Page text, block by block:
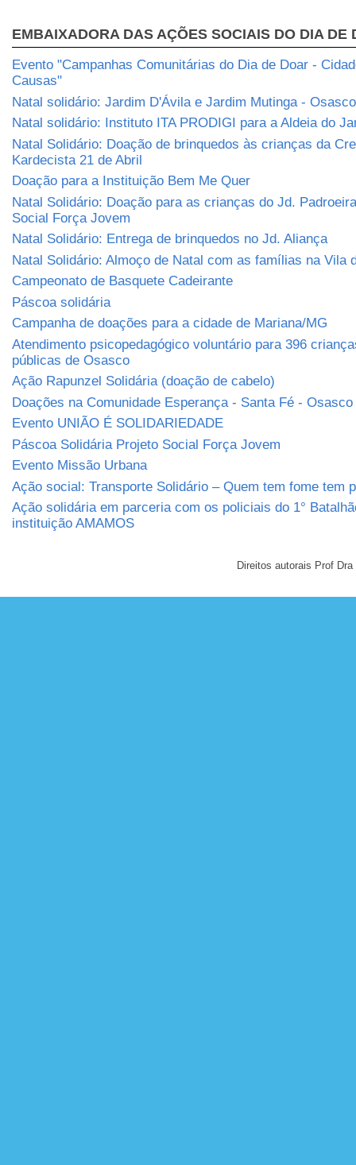
EMBAIXADORA DAS AÇÕES SOCIAIS DO DIA DE
Evento "Campanhas Comunitárias do Dia de Doar -
Causas"
Natal solidário: Jardim D'Ávila e Jardim Mutinga - Osasco
Natal solidário: Instituto ITA PRODIGI para a Aldeia do
Natal Solidário: Doação de brinquedos às crianças da
Kardecista 21 de Abril
Doação para a Instituição Bem Me Quer
Natal Solidário: Doação para as crianças do Jd.
Social Força Jovem
Natal Solidário: Entrega de brinquedos no Jd. Aliança
Natal Solidário: Almoço de Natal com as famílias na Vila
Campeonato de Basquete Cadeirante
Páscoa solidária
Campanha de doações para a cidade de Mariana/MG
Atendimento psicopedagógico voluntário para 396
públicas de Osasco
Ação Rapunzel Solidária (doação de cabelo)
Doações na Comunidade Esperança - Santa Fé - Osasco
Evento UNIÃO É SOLIDARIEDADE
Páscoa Solidária Projeto Social Força Jovem
Evento Missão Urbana
Ação social: Transporte Solidário – Quem tem fome tem
Ação solidária em parceria com os policiais do 1°
instituição AMAMOS
Direitos autorais Prof